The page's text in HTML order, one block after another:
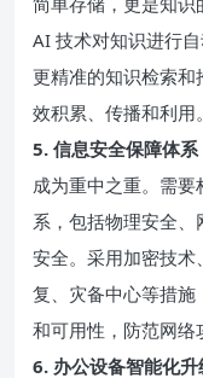
AI 技术对知识进行
更精准的知识检索
效积累、传播和利用。
5. 信息安全保障体系
成为重中之重。需
系，包括物理安全
安全。采用加密技
复、灾备中心等措
和可用性，防范网络
6. 办公设备智能化升